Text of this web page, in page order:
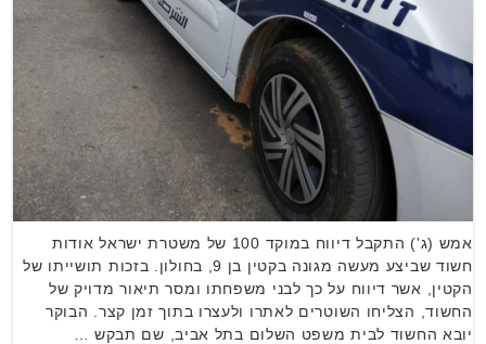
אמש (ג') התקבל דיווח במוקד 100 של משטרת ישראל אודות
חשוד שביצע מעשה מגונה בקטין בן 9, בחולון. בזכות תושייתו של
הקטין, אשר דיווח על כך לבני משפחתו ומסר תיאור מדויק של
החשוד, הצליחו השוטרים לאתרו ולעצרו בתוך זמן קצר. הבוקר
יובא החשוד לבית משפט השלום בתל אביב, שם תבקש …